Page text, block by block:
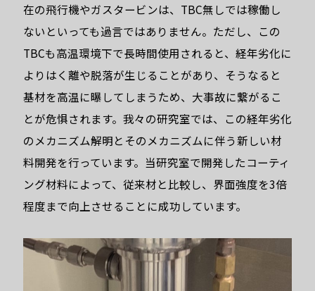
在の飛行機やガスタービンは、TBC無しでは稼働し
ないといっても過言ではありません。ただし、この
TBCも高温環境下で長時間使用されると、経年劣化に
よりはく離や脱落が生じることがあり、そうなると
基材を高温に曝してしまうため、大事故に繋がるこ
とが危惧されます。我々の研究室では、この経年劣化
のメカニズム解明とそのメカニズムに伴う新しい材
料開発を行っています。当研究室で開発したコーティ
ング材料によって、従来材と比較し、界面強度を3倍
程度まで向上させることに成功しています。